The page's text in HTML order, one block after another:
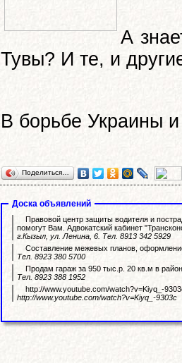
А
Тувы? И те, и
В борьбе Украины
Поделиться…
Доска объявлений
Правовой центр защиты водителя и
помогут Вам. Адвокатский кабинет
г.Кызыл, ул. Ленина, 6. Тел. 8913 342 5929
Составление межевых планов,
Тел. 8923 380 5700
Продам гараж за 950 тыс.р. 20 кв.м в
Тел. 8923 388 1952
http://www.youtube.com/watch?v=Kiyq_-
http://www.youtube.com/watch?v=Kiyq_-9303c